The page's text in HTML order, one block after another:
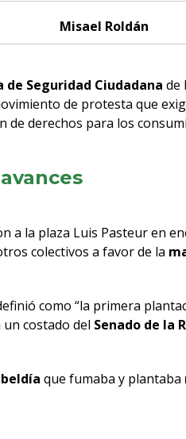
Misael Roldán
de Seguridad Ciudadana de
de protesta que
de derechos para los
a la plaza Luis Pasteur en
colectivos a favor de la
como “la primera
costado del Senado de la
que fumaba y plantaba